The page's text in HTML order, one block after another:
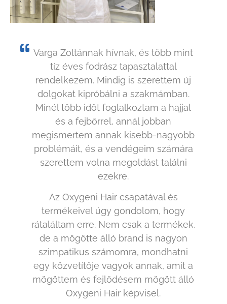
Varga Zoltánnak hívnak, és több mint
tíz éves fodrász tapasztalattal
rendelkezem. Mindig is szerettem új
dolgokat kipróbálni a szakmámban.
Minél több időt foglalkoztam a hajjal
és a fejbőrrel, annál jobban
megismertem annak kisebb-nagyobb
problémáit, és a vendégeim számára
szerettem volna megoldást találni
ezekre.
Az Oxygeni Hair csapatával és
termékeivel úgy gondolom, hogy
rátaláltam erre. Nem csak a termékek,
de a mögötte álló brand is nagyon
szimpatikus számomra, mondhatni
egy közvetítője vagyok annak, amit a
mögöttem és fejlődésem mögött álló
Oxygeni Hair képvisel.